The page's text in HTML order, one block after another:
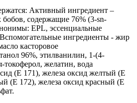
Активный ингредиент –
содержащие 76% (3-sn-
EPL, эссенциальные
ингредиенты - жир
касторовое
96%, этилванилин, 1-(4-
токоферол, желатин, вода
(Е 171), железа оксид желтый (Е
(Е 172), железа оксид красный (Е